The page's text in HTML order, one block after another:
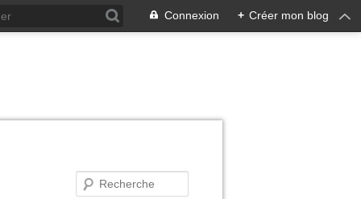
Connexion + Créer mon blog